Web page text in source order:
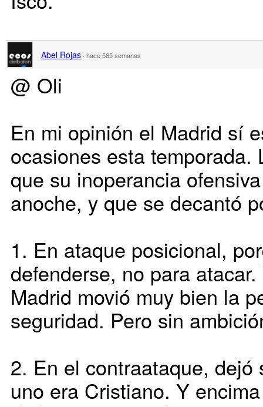
Abel Rojas · hace 565 semanas
@ Oli
En mi opinión el Madrid sí
ocasiones esta temporada.
que su inoperancia
anoche, y que se decantó
1. En ataque posicional,
defenderse, no para
Madrid movió muy bien la
seguridad. Pero sin
2. En el contraataque,
uno era Cristiano. Y